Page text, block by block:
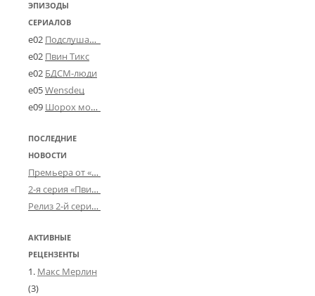
ЭПИЗОДЫ
СЕРИАЛОВ
e02 Подслушано в Угличе
e02 Пвин Тикс
e02 БДСМ-люди
e05Wensdeц
e09 Шорох мозговины
ПОСЛЕДНИЕ
НОВОСТИ
Премьера от «Усталого королевства»: «Игорь начал»
2-я серия «Пвин Тикса» от 2-D
Релиз 2-й серии «БДСМ-людей» от «Аркада Фильм»
АКТИВНЫЕ
РЕЦЕНЗЕНТЫ
Макс Мерлин
(3)